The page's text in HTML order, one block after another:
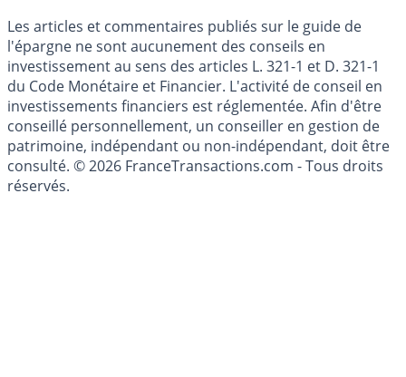
Cookies
Les articles et commentaires publiés sur le guide de
l'épargne ne sont aucunement des conseils en
investissement au sens des articles L. 321-1 et D. 321-1
du Code Monétaire et Financier. L'activité de conseil en
investissements financiers est réglementée. Afin d'être
conseillé personnellement, un conseiller en gestion de
patrimoine, indépendant ou non-indépendant, doit être